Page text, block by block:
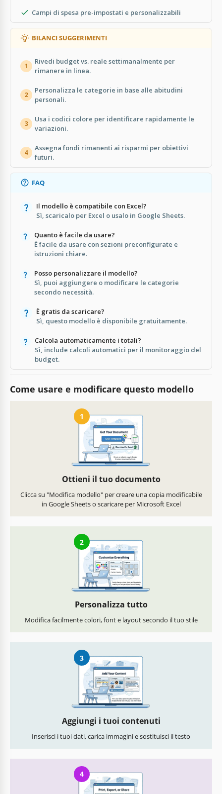
Campi di spesa pre-impostati e personalizzabili
BILANCI SUGGERIMENTI
1
Rivedi budget vs. reale settimanalmente per
rimanere in linea.
2
Personalizza le categorie in base alle abitudini
personali.
3
Usa i codici colore per identificare rapidamente le
variazioni.
4
Assegna fondi rimanenti ai risparmi per obiettivi
futuri.
FAQ
Il modello è compatibile con Excel?
Sì, scaricalo per Excel o usalo in Google Sheets.
Quanto è facile da usare?
È facile da usare con sezioni preconfigurate e
istruzioni chiare.
Posso personalizzare il modello?
Sì, puoi aggiungere o modificare le categorie
secondo necessità.
È gratis da scaricare?
Sì, questo modello è disponibile gratuitamente.
Calcola automaticamente i totali?
Sì, include calcoli automatici per il monitoraggio del
budget.
Come usare e modificare questo modello
1
Ottieni il tuo documento
Clicca su "Modifica modello" per creare una copia modificabile
in Google Sheets o scaricare per Microsoft Excel
2
Personalizza tutto
Modifica facilmente colori, font e layout secondo il tuo stile
3
Aggiungi i tuoi contenuti
Inserisci i tuoi dati, carica immagini e sostituisci il testo
4